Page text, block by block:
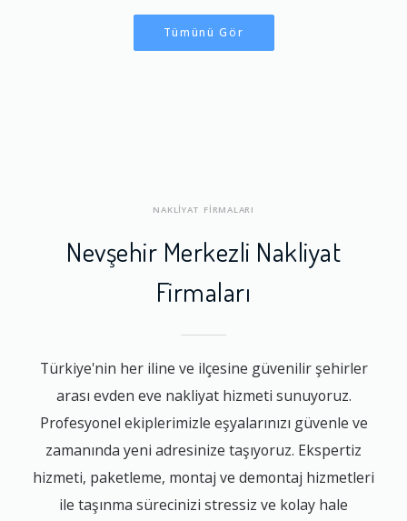
Tümünü Gör
NAKLİYAT FİRMALARI
Nevşehir Merkezli Nakliyat
Firmaları
Türkiye'nin her iline ve ilçesine güvenilir şehirler
arası evden eve nakliyat hizmeti sunuyoruz.
Profesyonel ekiplerimizle eşyalarınızı güvenle ve
zamanında yeni adresinize taşıyoruz. Ekspertiz
hizmeti, paketleme, montaj ve demontaj hizmetleri
ile taşınma sürecinizi stressiz ve kolay hale